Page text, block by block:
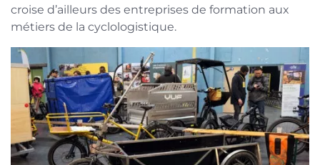
croise d’ailleurs des entreprises de formation aux
métiers de la cyclologistique.